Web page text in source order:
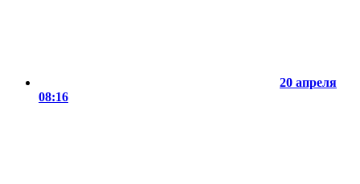
20 апреля
08:16